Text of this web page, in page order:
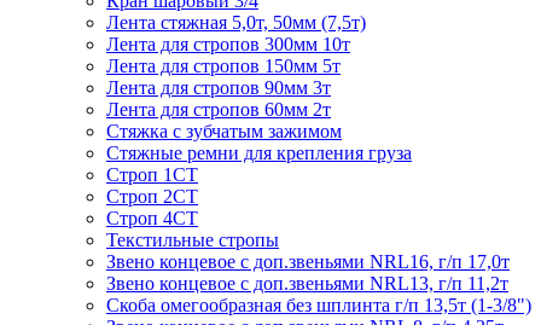
Лента стяжная 5,0т, 50мм (7,5т)
Лента для стропов 300мм 10т
Лента для стропов 150мм 5т
Лента для стропов 90мм 3т
Лента для стропов 60мм 2т
Стяжка с зубчатым зажимом
Стяжные ремни для крепления груза
Строп 1СТ
Строп 2СТ
Строп 4СТ
Текстильные стропы
Звено концевое с доп.звеньями NRL16, г/п 17,0т
Звено концевое с доп.звеньями NRL13, г/п 11,2т
Скоба омегообразная без шплинта г/п 13,5т (1-3/8")